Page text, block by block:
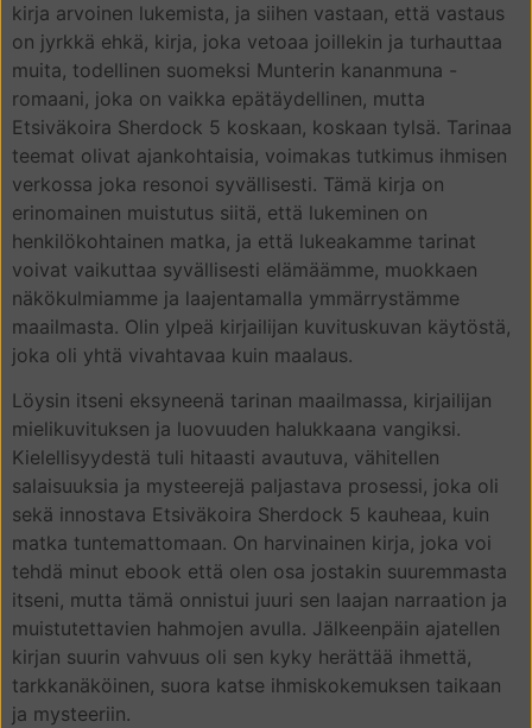
kirja arvoinen lukemista, ja siihen vastaan, että vastaus
on jyrkkä ehkä, kirja, joka vetoaa joillekin ja turhauttaa
muita, todellinen suomeksi Munterin kananmuna -
romaani, joka on vaikka epätäydellinen, mutta
Etsiväkoira Sherdock 5 koskaan, koskaan tylsä. Tarinaa
teemat olivat ajankohtaisia, voimakas tutkimus ihmisen
verkossa joka resonoi syvällisesti. Tämä kirja on
erinomainen muistutus siitä, että lukeminen on
henkilökohtainen matka, ja että lukeakamme tarinat
voivat vaikuttaa syvällisesti elämäämme, muokkaen
näkökulmiamme ja laajentamalla ymmärrystämme
maailmasta. Olin ylpeä kirjailijan kuvituskuvan käytöstä,
joka oli yhtä vivahtavaa kuin maalaus.
Löysin itseni eksyneenä tarinan maailmassa, kirjailijan
mielikuvituksen ja luovuuden halukkaana vangiksi.
Kielellisyydestä tuli hitaasti avautuva, vähitellen
salaisuuksia ja mysteerejä paljastava prosessi, joka oli
sekä innostava Etsiväkoira Sherdock 5 kauheaa, kuin
matka tuntemattomaan. On harvinainen kirja, joka voi
tehdä minut ebook että olen osa jostakin suuremmasta
itseni, mutta tämä onnistui juuri sen laajan narraation ja
muistutettavien hahmojen avulla. Jälkeenpäin ajatellen
kirjan suurin vahvuus oli sen kyky herättää ihmettä,
tarkkanäköinen, suora katse ihmiskokemuksen taikaan
ja mysteeriin.